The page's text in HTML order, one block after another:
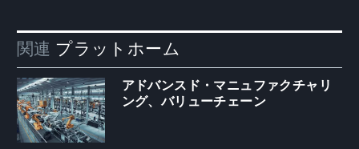
関連 プラットホーム
アドバンスド・マニュファクチャリ
ング、バリューチェーン